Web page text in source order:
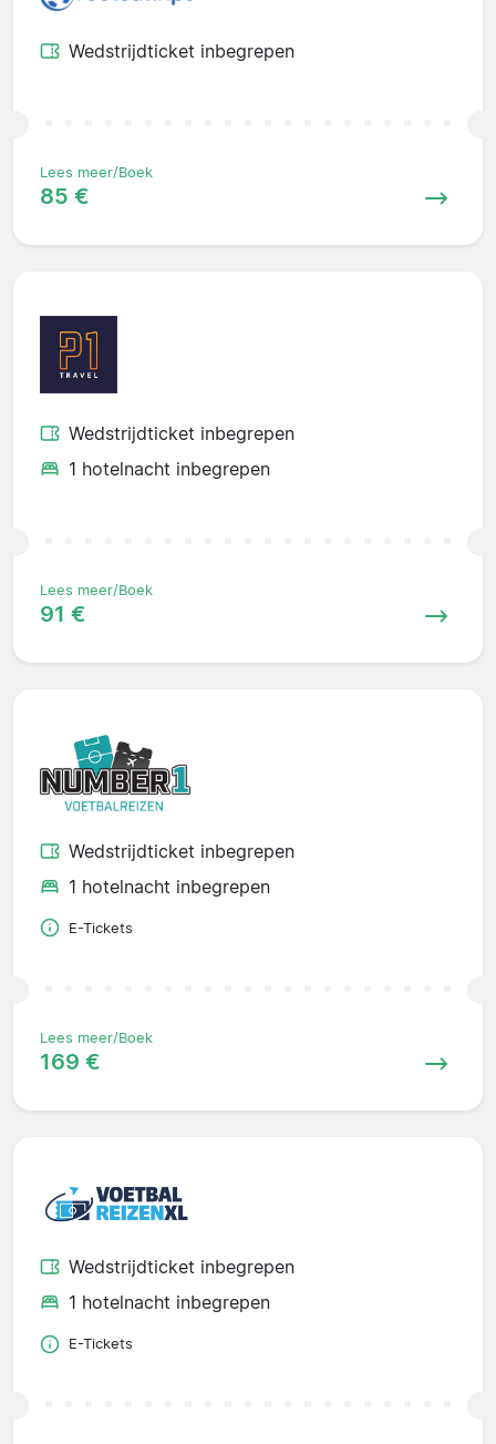
Wedstrijdticket inbegrepen
Lees meer/Boek
85 €
Wedstrijdticket inbegrepen
1 hotelnacht inbegrepen
Lees meer/Boek
91 €
Wedstrijdticket inbegrepen
1 hotelnacht inbegrepen
E-Tickets
Lees meer/Boek
169 €
Wedstrijdticket inbegrepen
1 hotelnacht inbegrepen
E-Tickets